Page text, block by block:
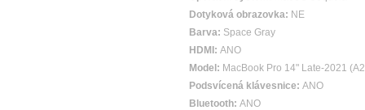
Dotyková obrazovka: NE
Barva: Space Gray
HDMI: ANO
Model: MacBook Pro 14" Late-2021
Podsvícená klávesnice: ANO
Bluetooth: ANO